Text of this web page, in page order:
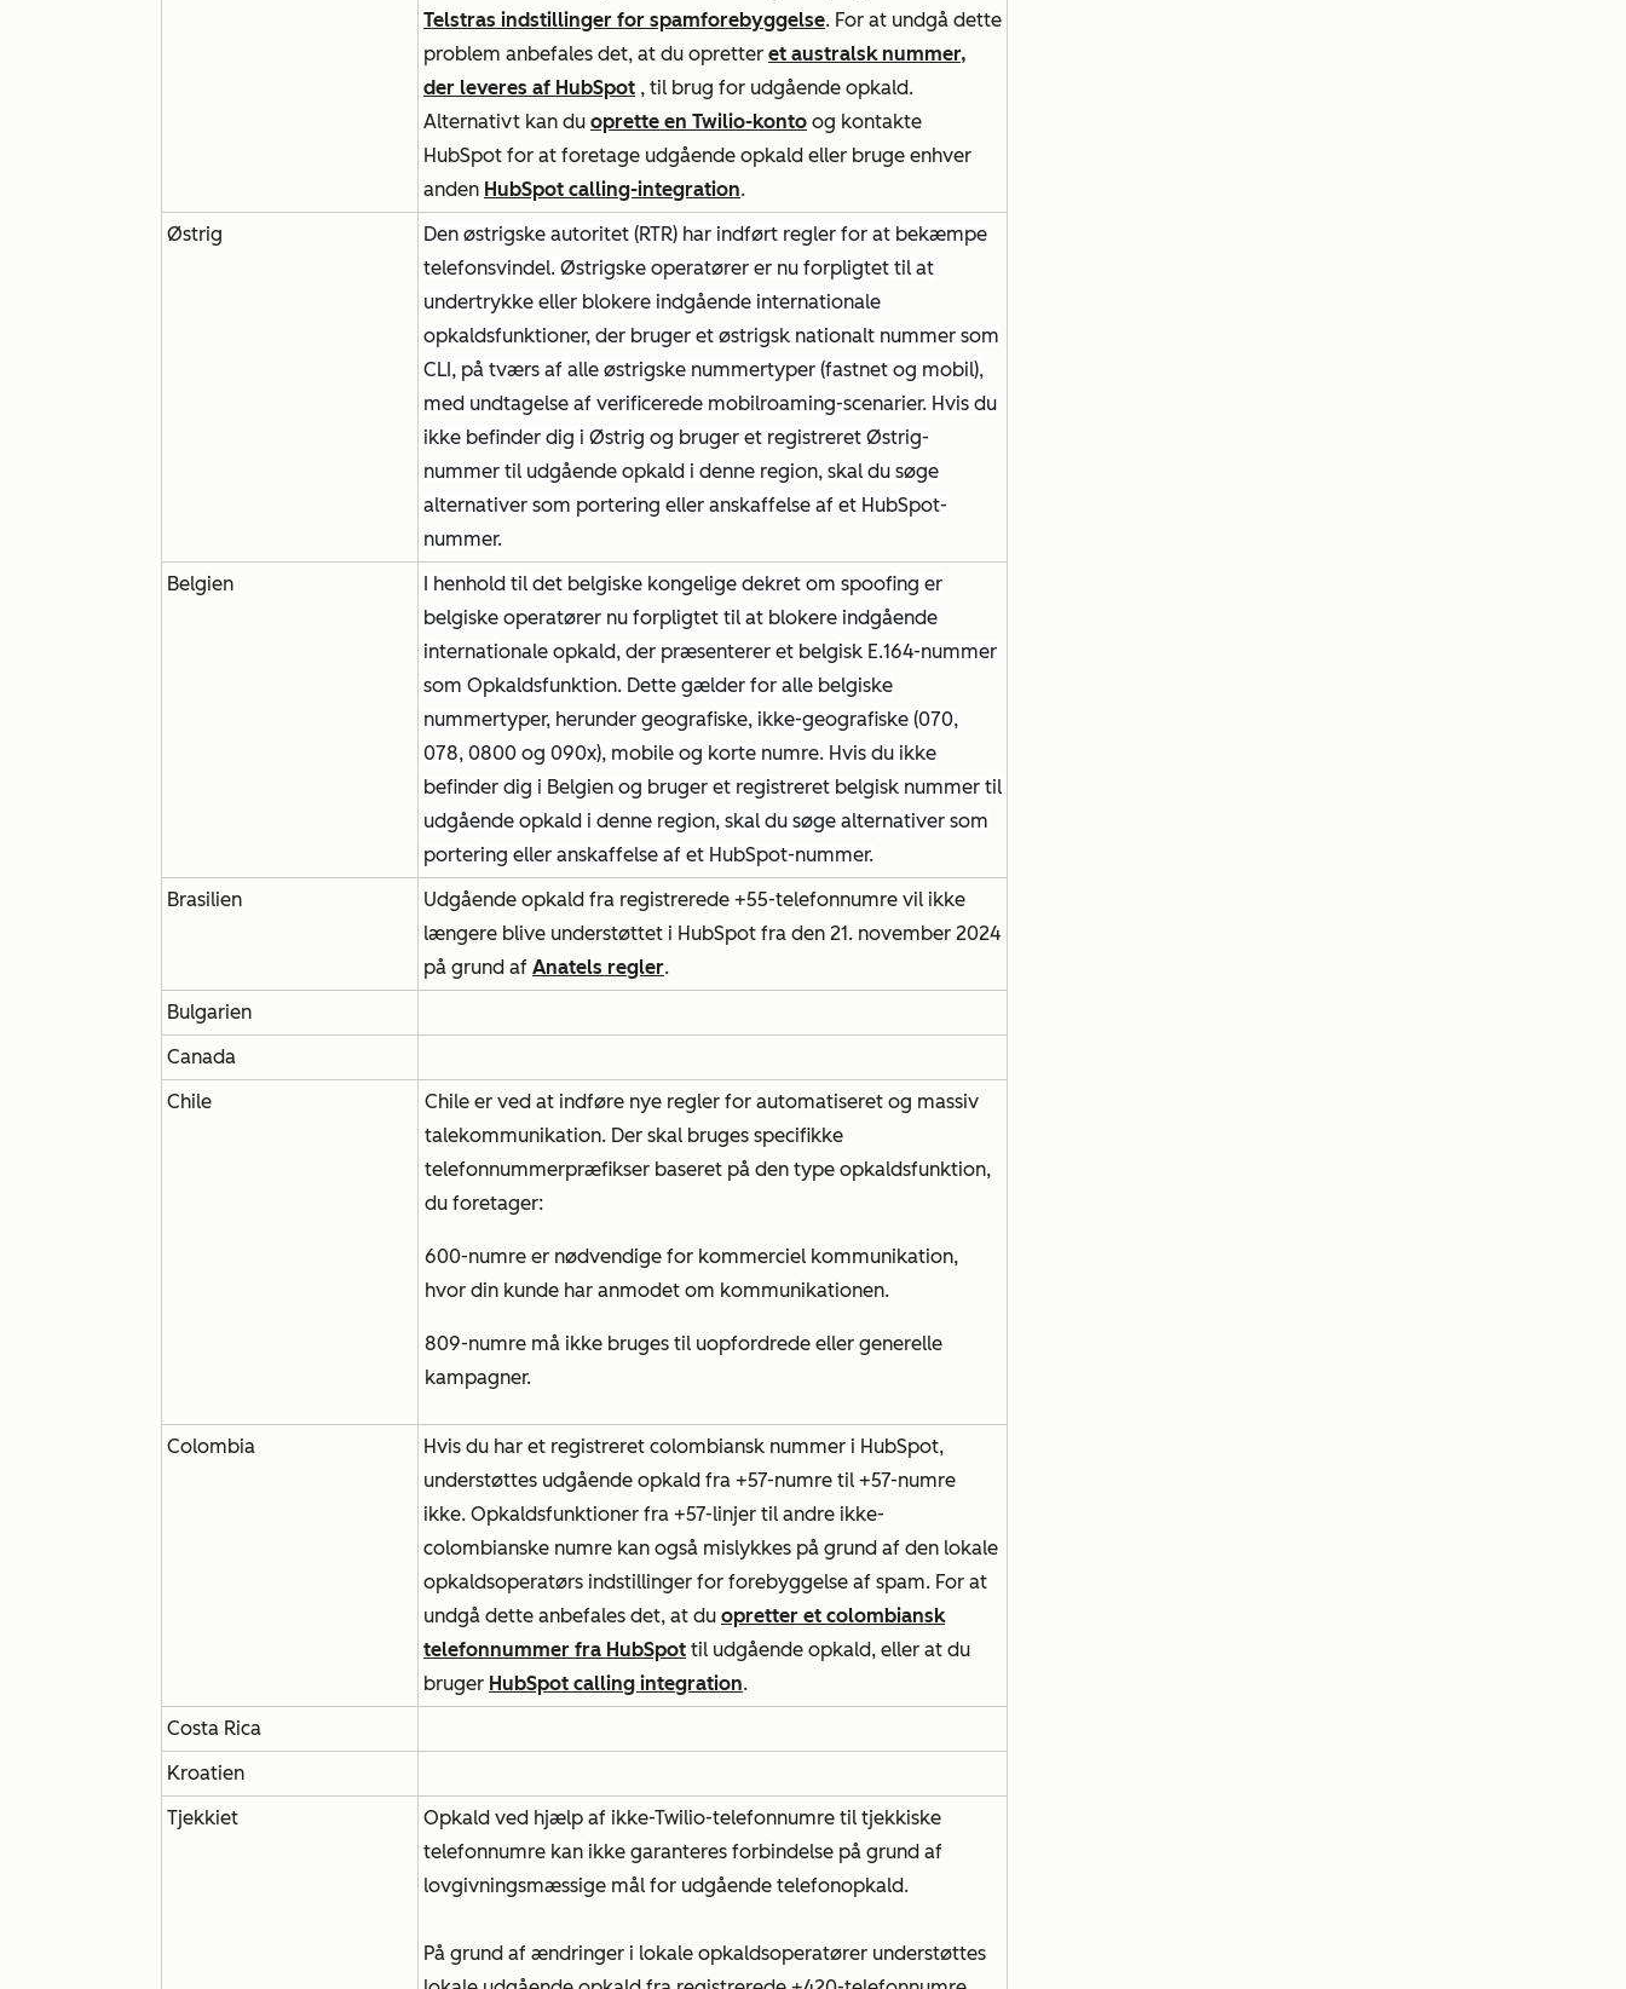
Telstras indstillinger for spamforebyggelse. For at undgå dette
problem anbefales det, at du opretter et australsk nummer,
der leveres af HubSpot , til brug for udgående opkald.
Alternativt kan du oprette en Twilio-konto og kontakte
HubSpot for at foretage udgående opkald eller bruge enhver
anden HubSpot calling-integration.
Østrig
Den østrigske autoritet (RTR) har indført regler for at bekæmpe
telefonsvindel. Østrigske operatører er nu forpligtet til at
undertrykke eller blokere indgående internationale
opkaldsfunktioner, der bruger et østrigsk nationalt nummer som
CLI, på tværs af alle østrigske nummertyper (fastnet og mobil),
med undtagelse af verificerede mobilroaming-scenarier. Hvis du
ikke befinder dig i Østrig og bruger et registreret Østrig-
nummer til udgående opkald i denne region, skal du søge
alternativer som portering eller anskaffelse af et HubSpot-
nummer.
Belgien
I henhold til det belgiske kongelige dekret om spoofing er
belgiske operatører nu forpligtet til at blokere indgående
internationale opkald, der præsenterer et belgisk E.164-nummer
som Opkaldsfunktion. Dette gælder for alle belgiske
nummertyper, herunder geografiske, ikke-geografiske (070,
078, 0800 og 090x), mobile og korte numre. Hvis du ikke
befinder dig i Belgien og bruger et registreret belgisk nummer til
udgående opkald i denne region, skal du søge alternativer som
portering eller anskaffelse af et HubSpot-nummer.
Brasilien
Udgående opkald fra registrerede +55-telefonnumre vil ikke
længere blive understøttet i HubSpot fra den 21. november 2024
på grund af Anatels regler.
Bulgarien
Canada
Chile
Chile er ved at indføre nye regler for automatiseret og massiv
talekommunikation. Der skal bruges specifikke
telefonnummerpræfikser baseret på den type opkaldsfunktion,
du foretager:
600-numre er nødvendige for kommerciel kommunikation,
hvor din kunde har anmodet om kommunikationen.
809-numre må ikke bruges til uopfordrede eller generelle
kampagner.
Colombia
Hvis du har et registreret colombiansk nummer i HubSpot,
understøttes udgående opkald fra +57-numre til +57-numre
ikke. Opkaldsfunktioner fra +57-linjer til andre ikke-
colombianske numre kan også mislykkes på grund af den lokale
opkaldsoperatørs indstillinger for forebyggelse af spam. For at
undgå dette anbefales det, at du opretter et colombiansk
telefonnummer fra HubSpot til udgående opkald, eller at du
bruger HubSpot calling integration.
Costa Rica
Kroatien
Tjekkiet
Opkald ved hjælp af ikke-Twilio-telefonnumre til tjekkiske
telefonnumre kan ikke garanteres forbindelse på grund af
lovgivningsmæssige mål for udgående telefonopkald.
På grund af ændringer i lokale opkaldsoperatører understøttes